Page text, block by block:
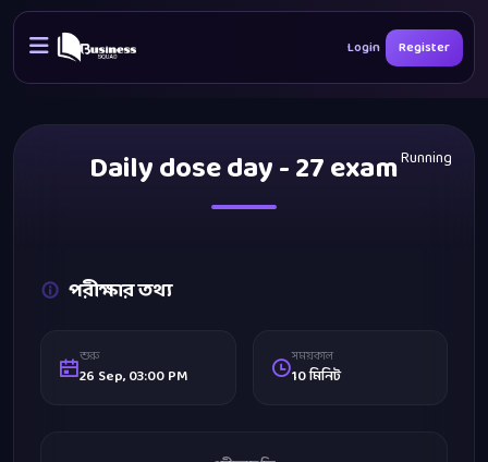
Login Register
Running
Daily dose day - 27 exam
পরীক্ষার তথ্য
শুরু
26 Sep, 03:00 PM
সময়কাল
10 মিনিট